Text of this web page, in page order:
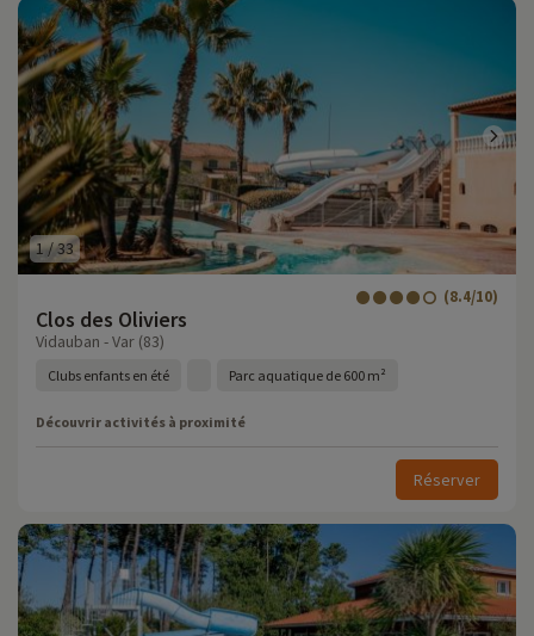
1/33
Clos des Oliviers
(8.4/10)
Vidauban - Var (83)
Clubs enfants en été Parc aquatique de 600 m²
Découvrir activités à proximité
Réserver